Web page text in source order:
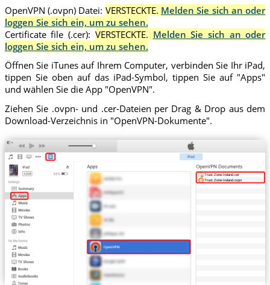
OpenVPN (.ovpn) Datei: VERSTECKTE. Melden Sie sich an oder
loggen Sie sich ein, um zu sehen.
Certificate file (.cer): VERSTECKTE. Melden Sie sich an oder
loggen Sie sich ein, um zu sehen.
Öffnen Sie iTunes auf Ihrem Computer, verbinden Sie Ihr iPad,
tippen Sie oben auf das iPad-Symbol, tippen Sie auf "Apps"
und wählen Sie die App "OpenVPN".
Ziehen Sie .ovpn- und .cer-Dateien per Drag & Drop aus dem
Download-Verzeichnis in "OpenVPN-Dokumente".
Trust.Zone-Ireland.cer
Trust.Zone-Ireland.ovpn